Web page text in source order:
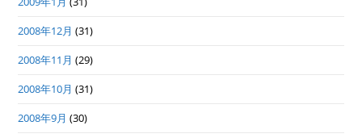
2008年12月 (31)
2008年11月 (29)
2008年10月 (31)
2008年9月 (30)